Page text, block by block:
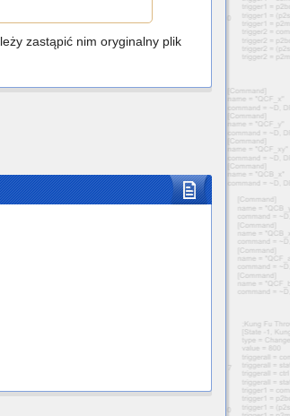
zastąpić nim oryginalny plik